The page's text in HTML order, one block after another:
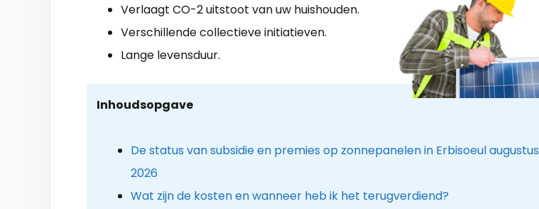
Verlaagt CO-2 uitstoot van uw huishouden.
Verschillende collectieve initiatieven.
Lange levensduur.
Inhoudsopgave
De status van subsidie en premies op zonnepanelen in Erbisoeul augustus
2026
Wat zijn de kosten en wanneer heb ik het terugverdiend?